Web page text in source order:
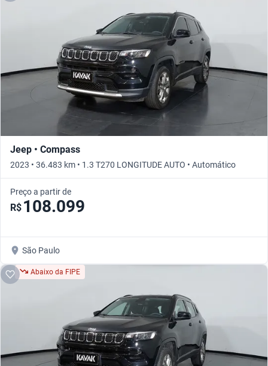
Jeep • Compass
2023 • 36.483 km • 1.3 T270 LONGITUDE AUTO • Automático
Preço a partir de
R$ 108.099
São Paulo
Abaixo da FIPE